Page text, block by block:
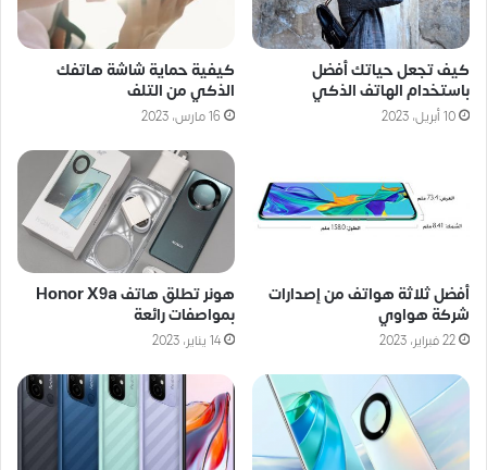
كيف تجعل حياتك أفضل
باستخدام الهاتف الذكي
10 أبريل، 2023
كيفية حماية شاشة هاتفك
الذكي من التلف
16 مارس، 2023
أفضل ثلاثة هواتف من إصدارات
شركة هواوي
22 فبراير، 2023
هونر تطلق هاتف Honor X9a
بمواصفات رائعة
14 يناير، 2023